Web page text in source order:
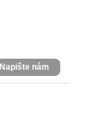
Napište nám